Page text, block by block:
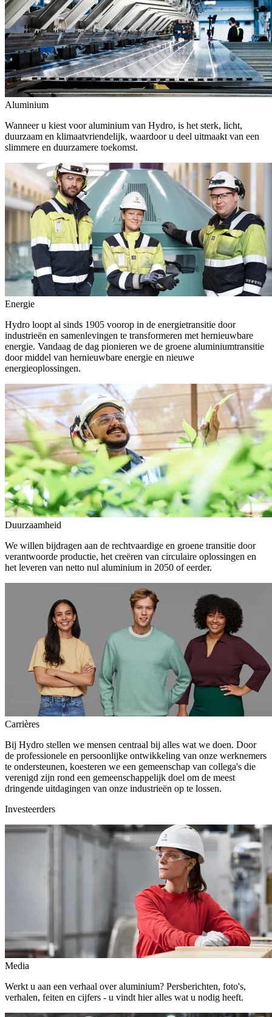
Aluminium
Wanneer u kiest voor aluminium van Hydro, is het sterk, licht,
duurzaam en klimaatvriendelijk, waardoor u deel uitmaakt van een
slimmere en duurzamere toekomst.
Energie
Hydro loopt al sinds 1905 voorop in de energietransitie door
industrieën en samenlevingen te transformeren met hernieuwbare
energie. Vandaag de dag pionieren we de groene aluminiumtransitie
door middel van hernieuwbare energie en nieuwe
energieoplossingen.
Duurzaamheid
We willen bijdragen aan de rechtvaardige en groene transitie door
verantwoorde productie, het creëren van circulaire oplossingen en
het leveren van netto nul aluminium in 2050 of eerder.
Carrières
Bij Hydro stellen we mensen centraal bij alles wat we doen. Door
de professionele en persoonlijke ontwikkeling van onze werknemers
te ondersteunen, koesteren we een gemeenschap van collega's die
verenigd zijn rond een gemeenschappelijk doel om de meest
dringende uitdagingen van onze industrieën op te lossen.
Investeerders
Media
Werkt u aan een verhaal over aluminium? Persberichten, foto's,
verhalen, feiten en cijfers - u vindt hier alles wat u nodig heeft.